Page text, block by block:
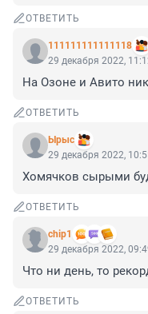
ОТВЕТИТЬ
111111111111118
29 декабря 2022,
На Озоне и Авито
ОТВЕТИТЬ
Ырыс
29 декабря 2022,
Хомячков сырыми
ОТВЕТИТЬ
chip1
29 декабря 2022,
Что ни день, то
ОТВЕТИТЬ